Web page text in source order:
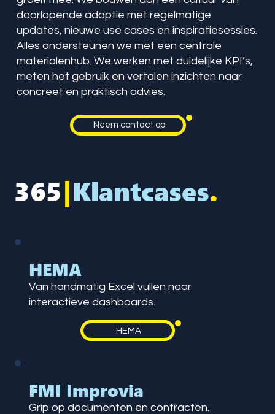
doorlopende adoptie met regelmatige
updates, nieuwe use cases en inspiratiesessies.
Alles ondersteunen we met een centrale
materialenhub. We werken met duidelijke KPI’s,
meten het gebruik en vertalen inzichten naar
concreet en praktisch advies.
Neem contact op
365|Klantcases.
HEMA
Van handmatig Excel vullen naar
interactieve dashboards.
HEMA
FMI Improvia
Grip op documenten en contracten.